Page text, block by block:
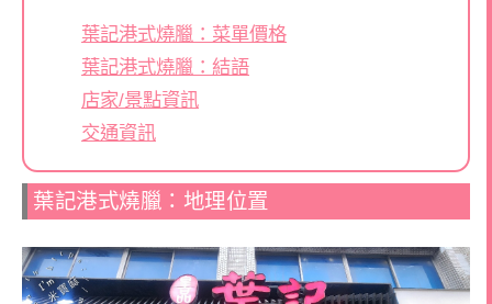
葉記港式燒臘：菜單價格
葉記港式燒臘：結語
店家/景點資訊
交通資訊
葉記港式燒臘：地理位置